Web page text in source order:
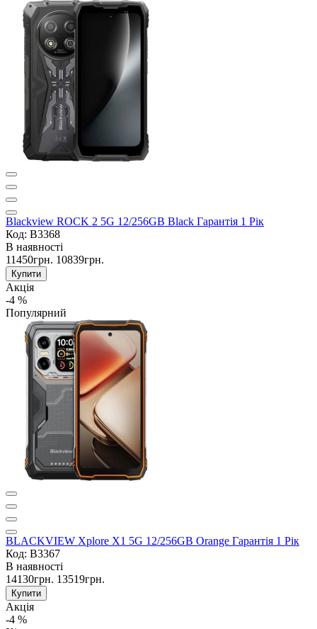
Blackview ROCK 2 5G 12/256GB Black Гарантія 1 Рік
Код: B3368
В наявності
11450грн. 10839грн.
Купити
Акція
-4 %
Популярний
BLACKVIEW Xplore X1 5G 12/256GB Orange Гарантія 1 Рік
Код: B3367
В наявності
14130грн. 13519грн.
Купити
Акція
-4 %